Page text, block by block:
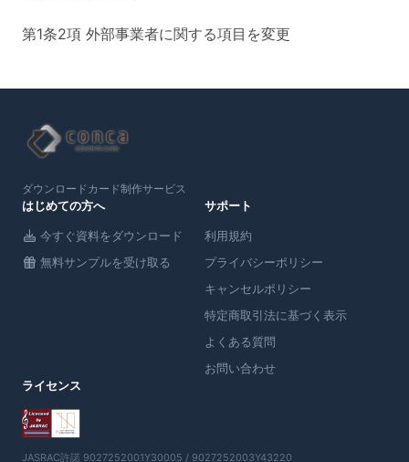
第1条2項 外部事業者に関する項目を変更
ダウンロードカード制作サービス
はじめての方へ
今すぐ資料をダウンロード
無料サンプルを受け取る
サポート
利用規約
プライバシーポリシー
キャンセルポリシー
特定商取引法に基づく表示
よくある質問
お問い合わせ
ライセンス
JASRAC許諾 9027252001Y30005 / 9027252003Y43220